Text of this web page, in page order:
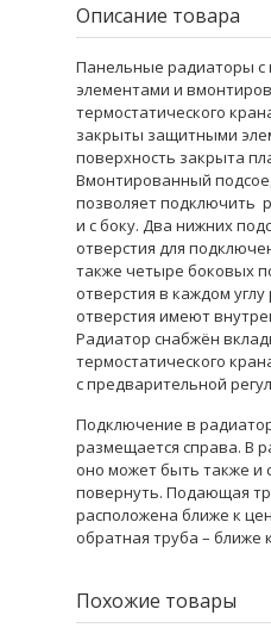
Описание товара
Панельные радиаторы
элементами и
термостатического
закрыты защитными
поверхность закрыта
Вмонтированный
позволяет подключить
и с боку. Два нижних
отверстия для
также четыре боковых
отверстия в каждом
отверстия имеют
Радиатор снабжён
термостатического
с предварительной
Подключение в
размещается справа. В
оно может быть также и
повернуть. Подающая
расположена ближе к
обратная труба – ближе
Похожие товары